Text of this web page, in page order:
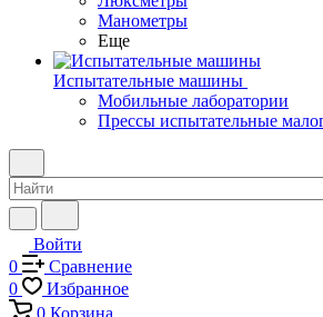
Манометры
Еще
Испытательные машины
Мобильные лаборатории
Прессы испытательные
Войти
0
Сравнение
0
Избранное
0 Корзина